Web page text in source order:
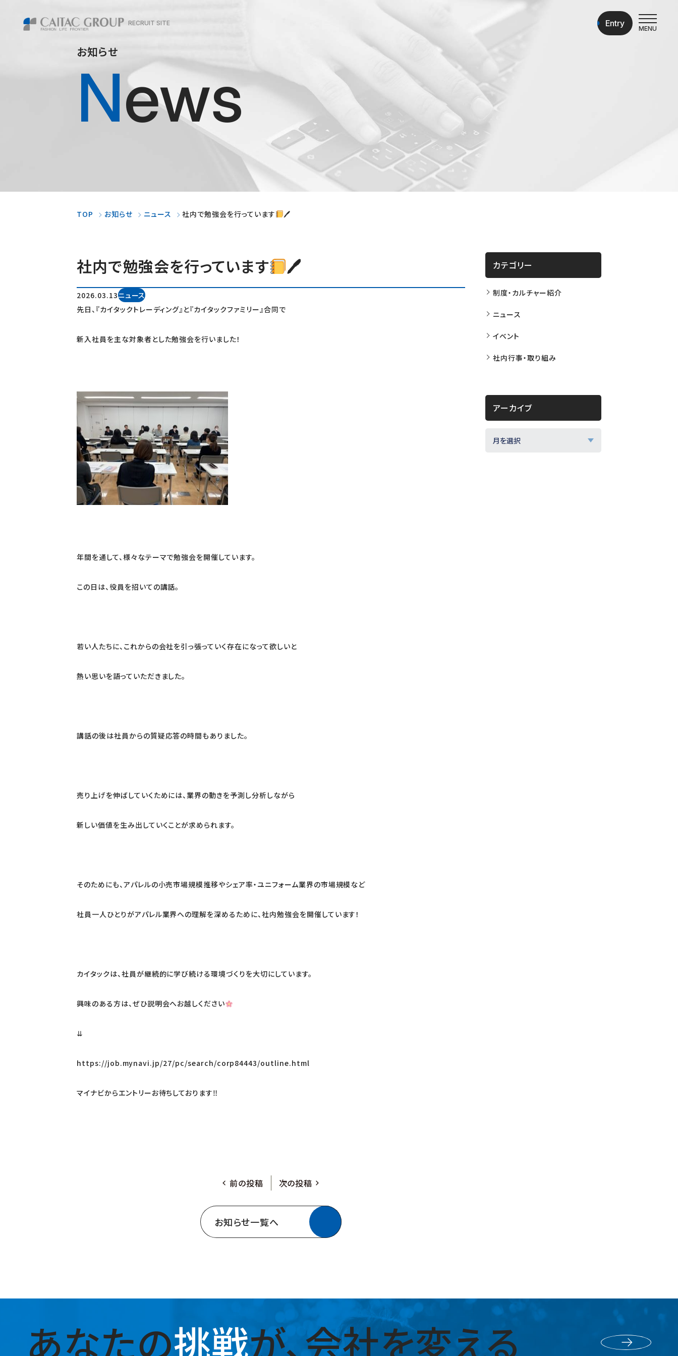
RECRUIT SITE Entry
お知らせ
News
TOP お知らせ ニュース 社内で勉強会を行っています 🖊
社内で勉強会を行っています 🖊
2026.03.13ニュース
先日、『カイタックトレーディング』と『カイタックファミリー』合同で
新入社員を主な対象者とした勉強会を行いました！
年間を通して、様々なテーマで勉強会を開催しています。
この日は、役員を招いての講話。
若い人たちに、これからの会社を引っ張っていく存在になって欲しいと
熱い思いを語っていただきました。
講話の後は社員からの質疑応答の時間もありました。
売り上げを伸ばしていくためには、業界の動きを予測し分析しながら
新しい価値を生み出していくことが求められます。
そのためにも、アパレルの小売市場規模推移やシェア率・ユニフォーム業界の市場規模など
社員一人ひとりがアパレル業界への理解を深めるために、社内勉強会を開催しています！
カイタックは、社員が継続的に学び続ける環境づくりを大切にしています。
興味のある方は、ぜひ説明会へお越しください
⇊
https://job.mynavi.jp/27/pc/search/corp84443/outline.html
マイナビからエントリーお待ちしております‼
前の投稿 次の投稿
お知らせ一覧へ
カテゴリー
制度・カルチャー紹介
ニュース
イベント
社内行事・取り組み
アーカイブ
あなたの挑戦が、会社を変える 採用エントリー